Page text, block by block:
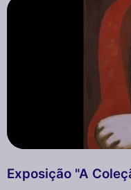
Exposição "A